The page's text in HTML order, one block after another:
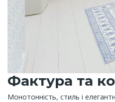
Фактура та
Монотонність, стиль і